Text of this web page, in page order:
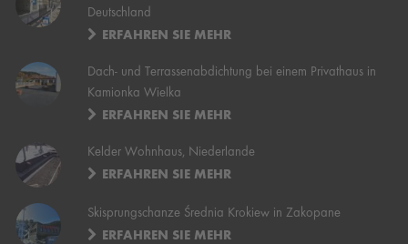
Deutschland
ERFAHREN SIE MEHR
Dach- und Terrassenabdichtung bei einem Privathaus in
Kamionka Wielka
ERFAHREN SIE MEHR
Kelder Wohnhaus, Niederlande
ERFAHREN SIE MEHR
Skisprungschanze Średnia Krokiew in Zakopane
ERFAHREN SIE MEHR